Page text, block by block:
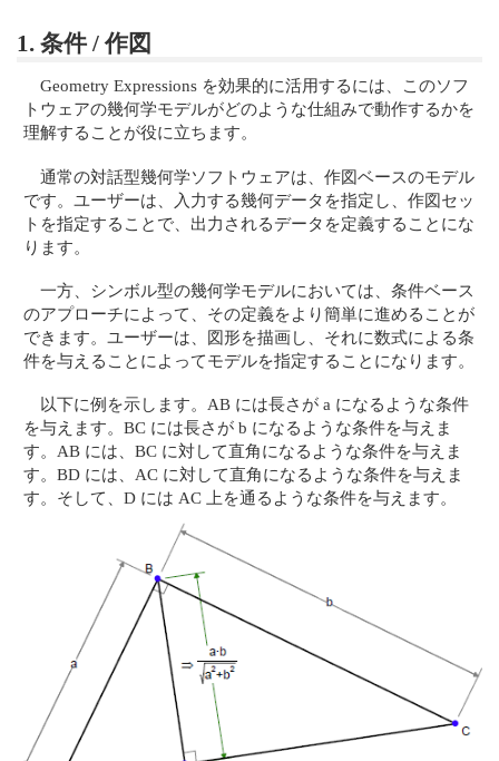
1. 条件 / 作図
Geometry Expressions を効果的に活用するには、このソフ
トウェアの幾何学モデルがどのような仕組みで動作するかを
理解することが役に立ちます。
通常の対話型幾何学ソフトウェアは、作図ベースのモデル
です。ユーザーは、入力する幾何データを指定し、作図セッ
トを指定することで、出力されるデータを定義することにな
ります。
一方、シンボル型の幾何学モデルにおいては、条件ベース
のアプローチによって、その定義をより簡単に進めることが
できます。ユーザーは、図形を描画し、それに数式による条
件を与えることによってモデルを指定することになります。
以下に例を示します。AB には長さが a になるような条件
を与えます。BC には長さが b になるような条件を与えま
す。AB には、BC に対して直角になるような条件を与えま
す。BD には、AC に対して直角になるような条件を与えま
す。そして、D には AC 上を通るような条件を与えます。